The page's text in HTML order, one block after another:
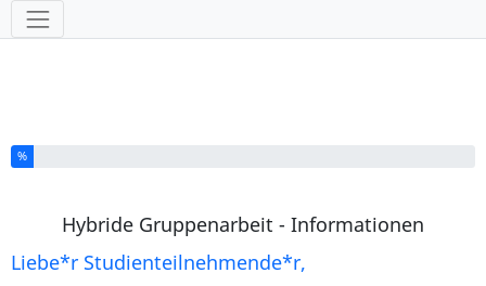
Werkzeuge
Sie haben % dieser Umfrage fertiggestellt.
%
Hybride Gruppenarbeit - Informationen
Liebe*r Studienteilnehmende*r,